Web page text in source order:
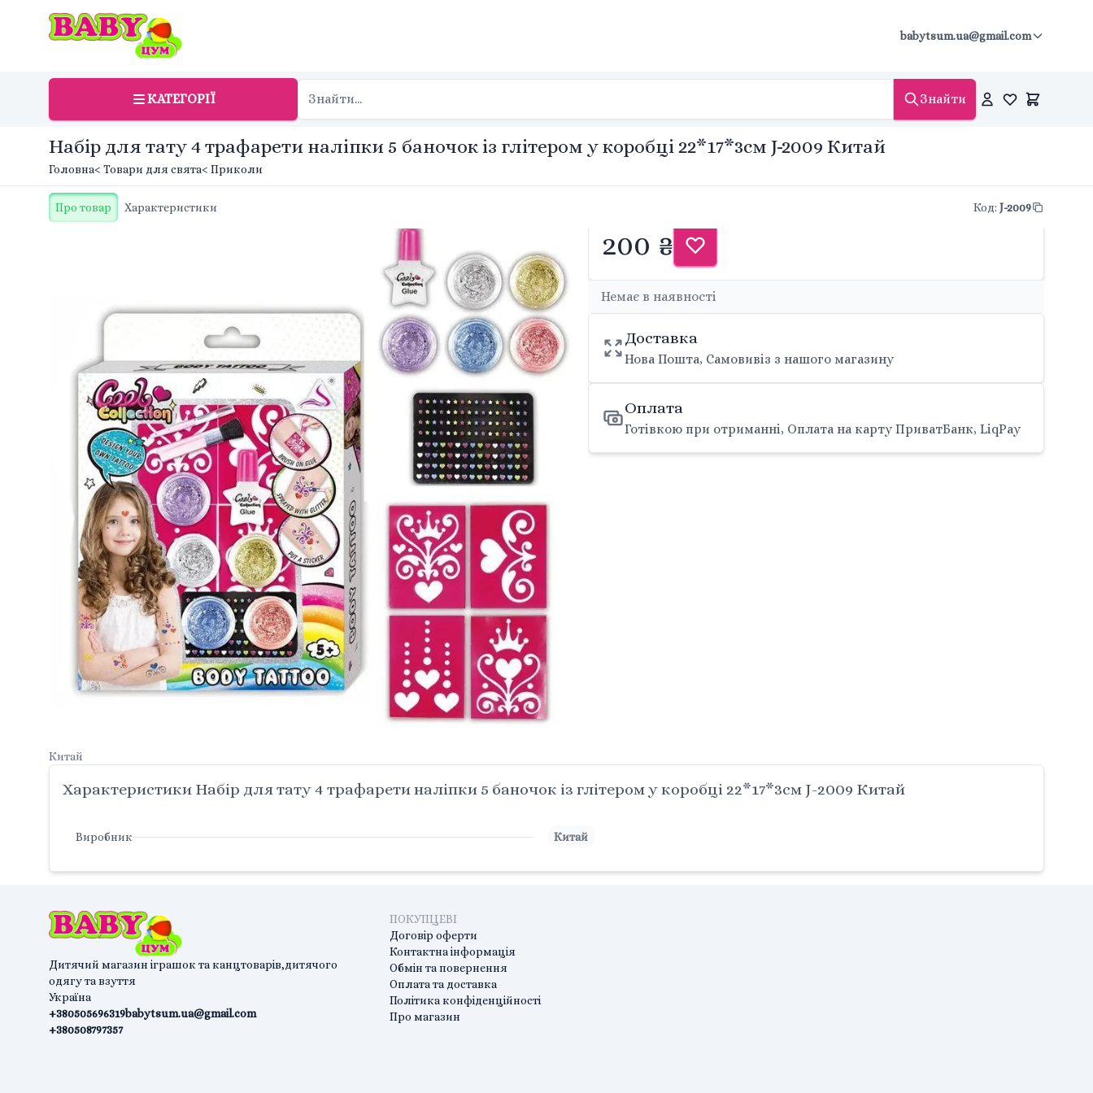
babytsum.ua@gmail.com
КАТЕГОРІЇ Знайти
Набір для тату 4 трафарети наліпки 5 баночок із глітером у коробці 22*17*3см J-2009 Китай
Головна< Товари для свята< Приколи
Про товар Характеристики Код: J-2009
Китай
200 ₴
Немає в наявності
Доставка
Нова Пошта, Самовивіз з нашого магазину
Оплата
Готівкою при отриманні, Оплата на карту ПриватБанк, LiqPay
Характеристики Набір для тату 4 трафарети наліпки 5 баночок із глітером у коробці 22*17*3см J-2009 Китай
Виробник Китай
Дитячий магазин іграшок та канцтоварів,дитячого
одягу та взуття
Україна
+380505696319
+380508797357
babytsum.ua@gmail.com
ПОКУПЦЕВІ
Договір оферти
Контактна інформація
Обмін та повернення
Оплата та доставка
Політика конфіденційності
Про магазин